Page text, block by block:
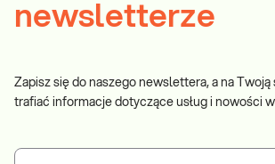
newsletterze
Zapisz się do naszego newslettera, a na Twoją
trafiać informacje dotyczące usług i nowości